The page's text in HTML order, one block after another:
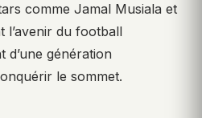
comme Jamal Musiala et
l’avenir du football
d’une génération
le sommet.